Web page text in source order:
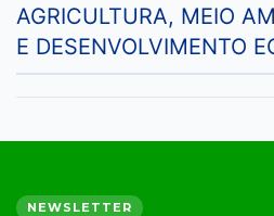
AGRICULTURA, MEIO
E DESENVOLVIMENTO
NEWSLETTER